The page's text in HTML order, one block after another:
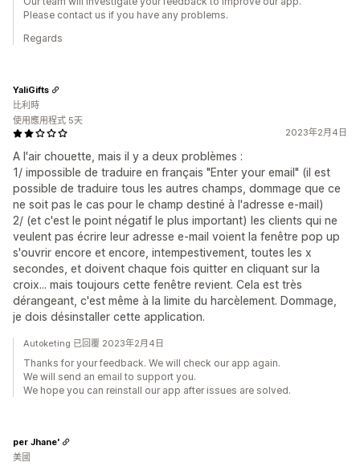
Please contact us if you have any problems.
Regards
2023年2月4日
A l'air chouette, mais il y a deux problèmes :
1/ impossible de traduire en français "Enter your email" (il est
possible de traduire tous les autres champs, dommage que ce
ne soit pas le cas pour le champ destiné à l'adresse e-mail)
2/ (et c'est le point négatif le plus important) les clients qui ne
veulent pas écrire leur adresse e-mail voient la fenêtre pop up
s'ouvrir encore et encore, intempestivement, toutes les x
secondes, et doivent chaque fois quitter en cliquant sur la
croix... mais toujours cette fenêtre revient. Cela est très
dérangeant, c'est même à la limite du harcèlement. Dommage,
je dois désinstaller cette application.
YaliGifts
比利時
使用應用程式 5天
Autoketing 已回覆 2023年2月4日
Thanks for your feedback. We will check our app again.
We will send an email to support you.
We hope you can reinstall our app after issues are solved.
per Jhane'
美國